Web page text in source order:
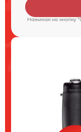
Нажимая на кнопку